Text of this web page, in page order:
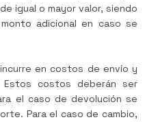
igual o mayor valor, siendo
adicional en caso se
en costos de envío y
costos deberán ser
el caso de devolución se
Para el caso de cambio,